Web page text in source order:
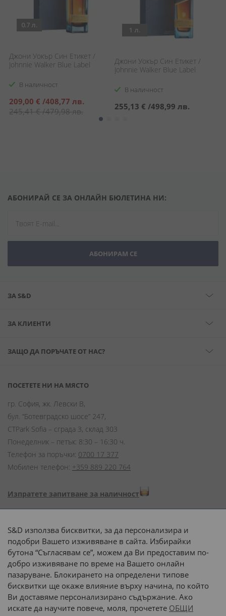
0.7 л.
Джони Уокър Син Етикет /
Johnnie Walker Blue Label
В наличност
Специална
цена
209,00 € /408,77 лв.
245,41 €/479,98 лв.
1 л.
Джони Уокър Син Етикет /
Johnnie Walker Blue Label
В наличност
255,13 € /498,99 лв.
АБОНИРАЙ СЕ ЗА ОНЛАЙН БЮЛЕТИНА НИ:
АБОНИРАМ СЕ
ЗА S&D
ЗА КЛИЕНТИ
ЗАЩО ДА ПОРЪЧАТЕ ОТ НАС?
ПОСЕТЕТЕ НИ НА МЯСТО
гр. София, жк. Левски В,
бул. “Ботевградско шосе” 247,
CTPark Sofia – сграда 3, склад 303
Понеделник – петък: 8:30 – 16:30 ч.
Телефон за поръчки: 0700 17 377
Мобилен телефон: +359 889 220 764
Изпратете запитване за наличност
Начини на плащане:
Доставка до адрес с:
или
наш транспорт
S&D използва бисквитки, за да персонализира и
подобри Вашето изживяване в сайта. Избирайки
бутона “Съгласявам се”, можем да Ви предоставим по-
добро изживяване по време на Вашето онлайн
пазаруване. Блокирането на определени типове
бисквитки ще окаже влияние върху начина, по който
Ви доставяме персонализирано съдържание. Ако
искате да научите повече, моля, прочетете ОБЩИ